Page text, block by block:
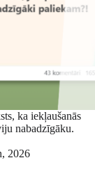
ka iekļaušanās
nabadzīgāku.
2026